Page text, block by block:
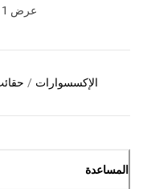
عرض 1 - 0 من إجمالي 10 المنتجات
الإكسسوارات /
المساعدة